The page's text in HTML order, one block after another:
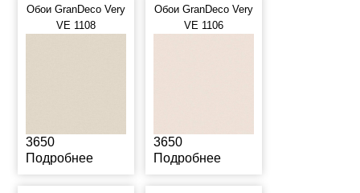
Обои GranDeco Very
VE 1108
3650
Подробнее
Обои GranDeco Very
VE 1106
3650
Подробнее